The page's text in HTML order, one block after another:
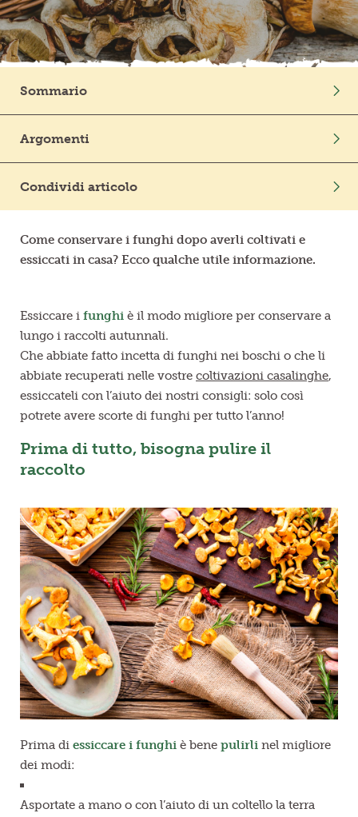
Frutta in pezzi
Polpe di frutta
Prodotti freschi
Sommario
Argomenti
Condividi articolo
Come conservare i funghi dopo averli coltivati e
essiccati in casa? Ecco qualche utile informazione.
Essiccare i funghi è il modo migliore per conservare a
lungo i raccolti autunnali.
Che abbiate fatto incetta di funghi nei boschi o che li
abbiate recuperati nelle vostre coltivazioni casalinghe,
essiccateli con l’aiuto dei nostri consigli: solo così
potrete avere scorte di funghi per tutto l’anno!
Prima di tutto, bisogna pulire il
raccolto
Prima di essiccare i funghi è bene pulirli nel migliore
dei modi:
Asportate a mano o con l’aiuto di un coltello la terra